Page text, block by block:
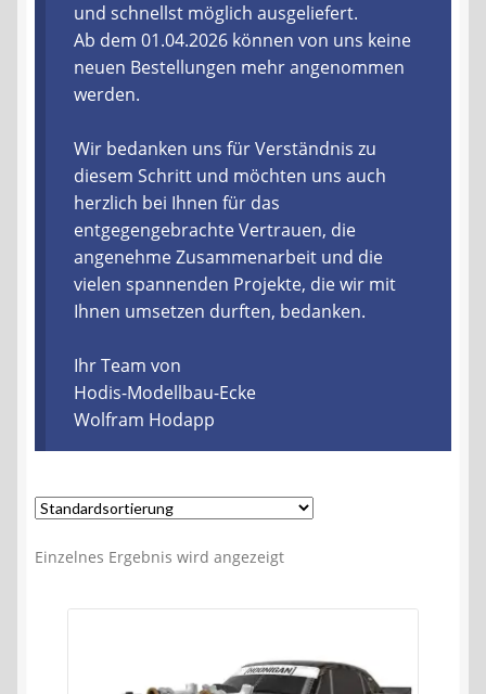
Lieferzeit & Verfügbarkeit
Gutschein
Batterien- und Akku Verordnung
Elektro- und Elektronikgeräte Verordnung
Öle- und Schmierstoff Verordnung
Vereine & Foren
Kontakt
und schnellst möglich ausgeliefert.
Ab dem 01.04.2026 können von uns keine
neuen Bestellungen mehr angenommen
werden.
Wir bedanken uns für Verständnis zu
diesem Schritt und möchten uns auch
herzlich bei Ihnen für das
entgegengebrachte Vertrauen, die
angenehme Zusammenarbeit und die
vielen spannenden Projekte, die wir mit
Ihnen umsetzen durften, bedanken.
Ihr Team von
Hodis-Modellbau-Ecke
Wolfram Hodapp
Einzelnes Ergebnis wird angezeigt